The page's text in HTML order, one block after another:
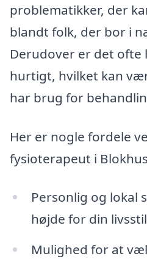
problematikker, der
blandt folk, der bor i
Derudover er det ofte
hurtigt, hvilket kan
har brug for
Her er nogle fordele
fysioterapeut i
Personlig og lokal
højde for din
Mulighed for at